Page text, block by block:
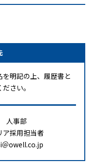
明記の上、 履歴書と
さい。
人事部
ア採用担当者
owell.co.jp